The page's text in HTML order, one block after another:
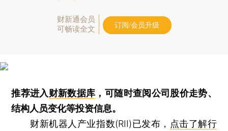
财新通会员
可畅读全文
订阅/会员升级
推荐进入财新数据库 ，可随时查阅公司股价走势、
结构人员变化等投资信息。
财新机器人产业指数(RII)已发布， 点击了解行